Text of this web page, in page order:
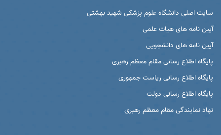
سایت اصلی دانشگاه علوم پزشکی شهید بهشتی
آیین نامه های هیات علمی
آیین نامه های دانشجویی
پایگاه اطلاع رسانی مقام معظم رهبری
پایگاه اطلاع رسانی ریاست جمهوری
پایگاه اطلاع رسانی دولت
نهاد نمایندگی مقام معظم رهبری